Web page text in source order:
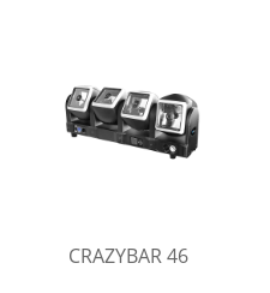
CRAZYBAR 46